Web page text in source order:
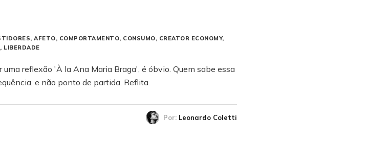
AFETO COMPORTAMENTO CONSUMO
CREATOR ECONOMY
LIBERDADE
reflexão 'À la Ana Maria Braga', é óbvio. Quem sabe essa
e não ponto de partida. Reflita.
Por: Leonardo Coletti